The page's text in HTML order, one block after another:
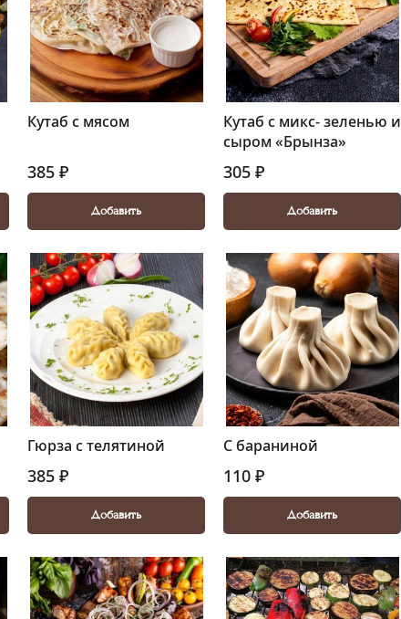
Кутаб с мясом
385 ₽
Добавить
Кутаб с микс- зеленью и
сыром «Брынза»
305 ₽
Добавить
Гюрза с телятиной
385 ₽
Добавить
С бараниной
110 ₽
Добавить